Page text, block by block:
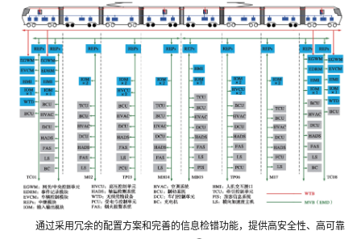
通过采用冗余的配置方案和完善的信息检错功能，提供高安全性、高可靠